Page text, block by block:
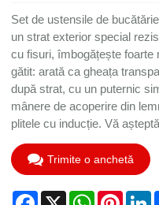
Set de ustensile de
un strat exterior special
cu fisuri, îmbogățește foarte
gătit: arată ca gheața
după strat, cu un puternic
mânere de acoperire din
plitele cu inducție. Vă
Trimite o anchetă
Facebook
X WhatsApp